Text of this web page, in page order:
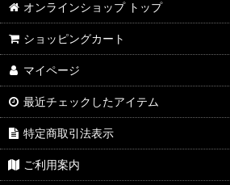
オンラインショップ トップ
ショッピングカート
マイページ
最近チェックしたアイテム
特定商取引法表示
ご利用案内